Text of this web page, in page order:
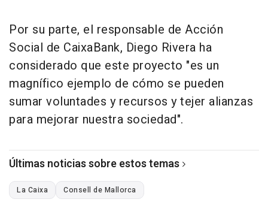
Por su parte, el responsable de Acción
Social de CaixaBank, Diego Rivera ha
considerado que este proyecto "es un
magnífico ejemplo de cómo se pueden
sumar voluntades y recursos y tejer alianzas
para mejorar nuestra sociedad".
Últimas noticias sobre estos temas
La Caixa Consell de Mallorca